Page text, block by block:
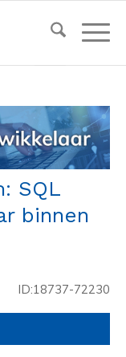
SQL
binnen
ID:18737-72230